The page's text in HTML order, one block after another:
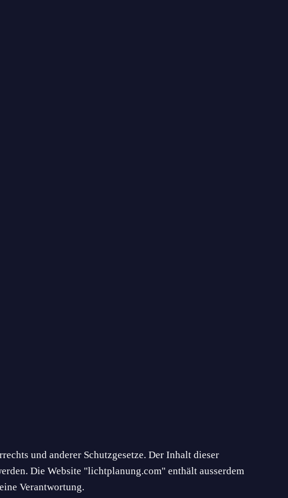
und anderer Schutzgesetze. Der Inhalt dieser
Die Website "lichtplanung.com" enthält ausserdem
Verantwortung.